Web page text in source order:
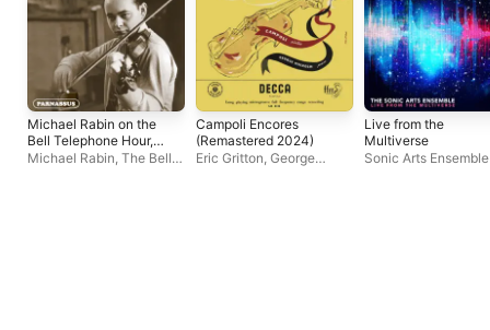
Michael Rabin on the
Bell Telephone Hour,
Vol. 2: 1954-1962
Michael Rabin, The Bell
Campoli Encores
(Remastered 2024)
Eric Gritton, George
Live from the
Multiverse
Sonic Arts Ensemble